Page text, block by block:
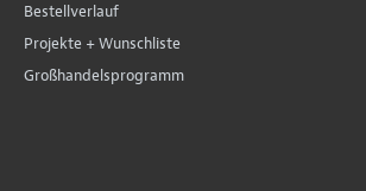
Bestellverlauf
Projekte + Wunschliste
Großhandelsprogramm